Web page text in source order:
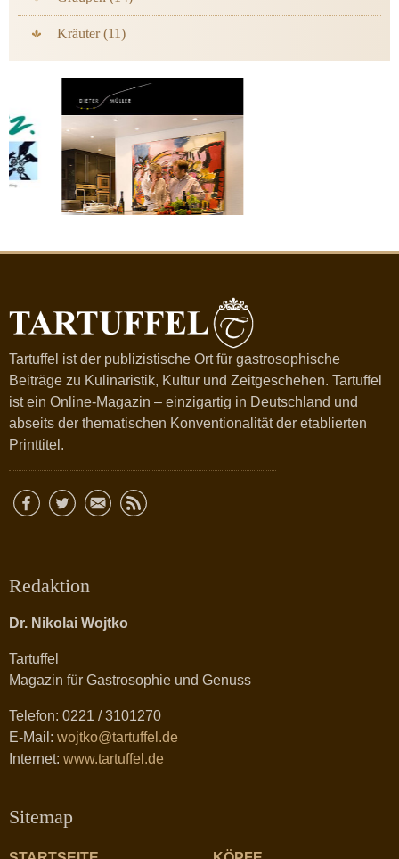
Kräuter (11)
Tartuffel ist der publizistische Ort für gastrosophische
Beiträge zu Kulinaristik, Kultur und Zeitgeschehen. Tartuffel
ist ein Online-Magazin – einzigartig in Deutschland und
abseits der thematischen Konventionalität der etablierten
Printtitel.
Redaktion
Dr. Nikolai Wojtko
Tartuffel
Magazin für Gastrosophie und Genuss
Telefon: 0221 / 3101270
E-Mail: wojtko@tartuffel.de
Internet: www.tartuffel.de
Sitemap